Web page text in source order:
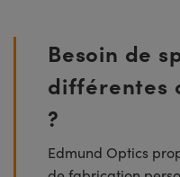
Besoin de
différentes
?
Edmund Optics